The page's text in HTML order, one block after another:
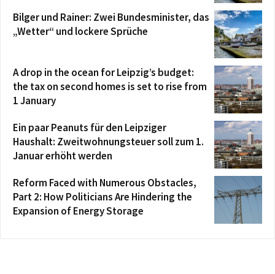
Bilger und Rainer: Zwei Bundesminister, das
„Wetter“ und lockere Sprüche
A drop in the ocean for Leipzig’s budget:
the tax on second homes is set to rise from
1 January
Ein paar Peanuts für den Leipziger
Haushalt: Zweitwohnungsteuer soll zum 1.
Januar erhöht werden
Reform Faced with Numerous Obstacles,
Part 2: How Politicians Are Hindering the
Expansion of Energy Storage